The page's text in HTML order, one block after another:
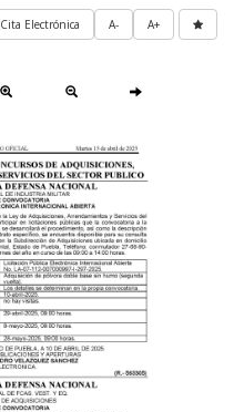
A+
A-
Cita Electrónica